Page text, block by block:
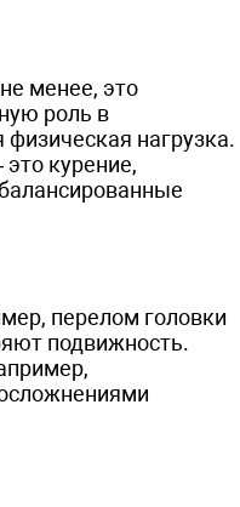
менее, это
роль в
нагрузка.
курение,
перелом головки
подвижность.